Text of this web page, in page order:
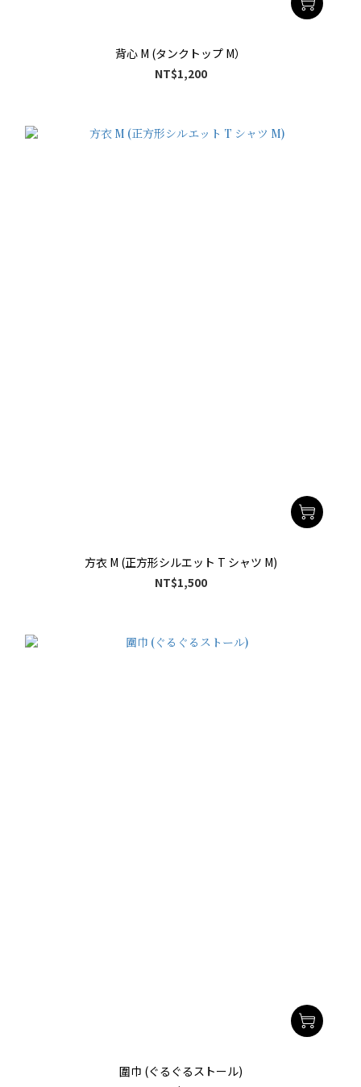
背心 M (タンクトップ M）
NT$1,200
方衣 M (正方形シルエット T シャツ M)
NT$1,500
圍巾 (ぐるぐるストール)